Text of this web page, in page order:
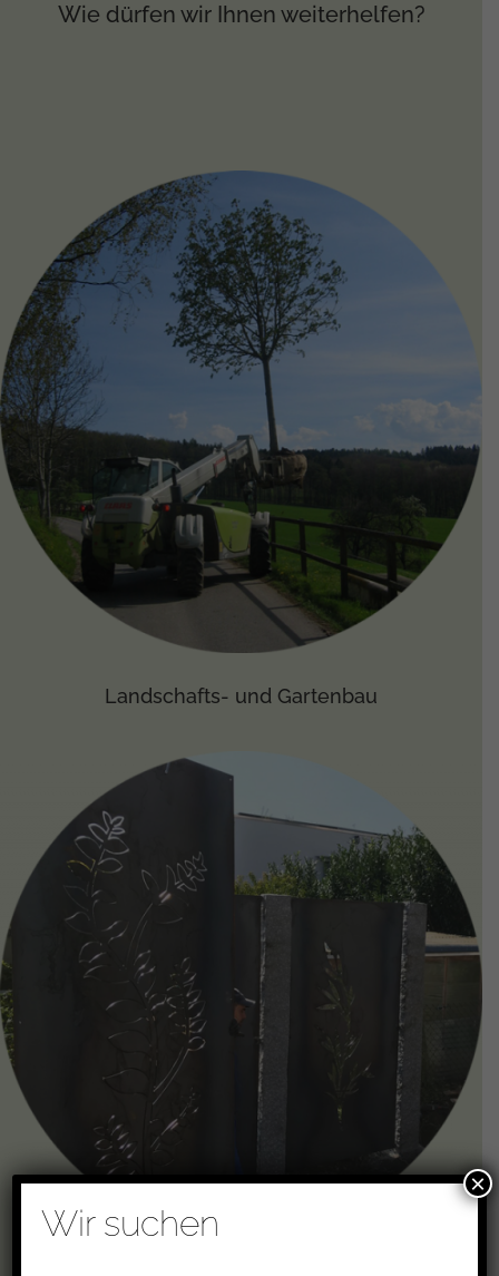
Wie dürfen wir Ihnen weiterhelfen?
Landschafts- und Gartenbau
Wir suchen
×